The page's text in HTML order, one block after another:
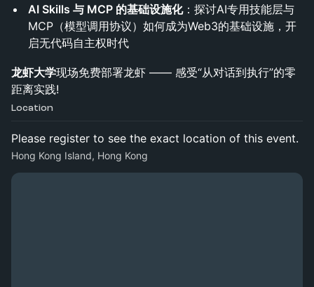
AI Skills 与 MCP 的基础设施化：探讨AI专用技能层与
MCP（模型调用协议）如何成为Web3的基础设施，开
启无代码自主权时代
龙虾大学现场免费部署龙虾 —— 感受“从对话到执行”的零
距离实践!
Location
Please register to see the exact location of this event.
Hong Kong Island, Hong Kong